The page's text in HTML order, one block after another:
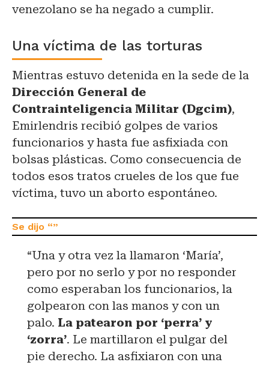
venezolano se ha negado a cumplir.
Una víctima de las torturas
Mientras estuvo detenida en la sede de la
Dirección General de
Contrainteligencia Militar (Dgcim),
Emirlendris recibió golpes de varios
funcionarios y hasta fue asfixiada con
bolsas plásticas. Como consecuencia de
todos esos tratos crueles de los que fue
víctima, tuvo un aborto espontáneo.
“Una y otra vez la llamaron ‘María’,
pero por no serlo y por no responder
como esperaban los funcionarios, la
golpearon con las manos y con un
palo. La patearon por ‘perra’ y
‘zorra’. Le martillaron el pulgar del
pie derecho. La asfixiaron con una